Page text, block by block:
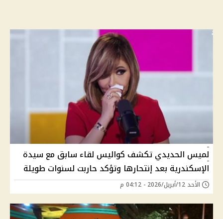
لميس الحديدي تكشف كواليس لقاء سابق مع سيدة
الإسكندرية بعد إنتحارها وتؤكد حاربت لسنوات طويلة
الأحد 12/أبريل/2026 - 04:12 م